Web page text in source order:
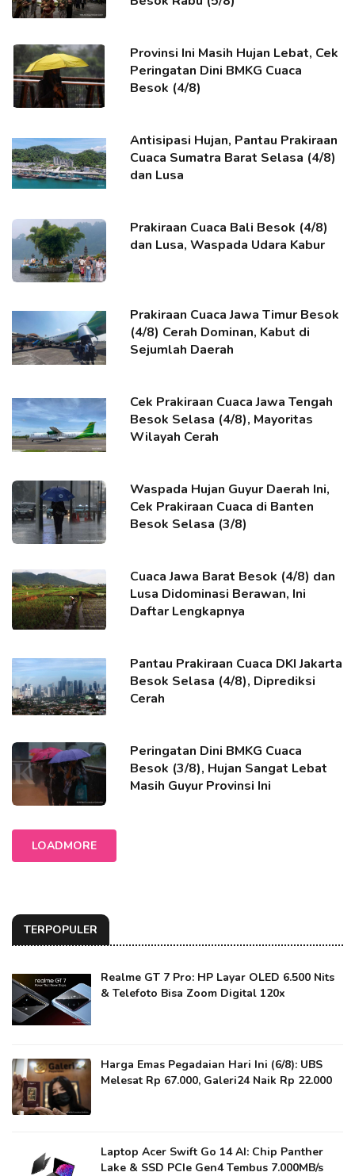
Provinsi Ini Masih Hujan Lebat, Cek
Peringatan Dini BMKG Cuaca
Besok (4/8)
Antisipasi Hujan, Pantau Prakiraan
Cuaca Sumatra Barat Selasa (4/8)
dan Lusa
Prakiraan Cuaca Bali Besok (4/8)
dan Lusa, Waspada Udara Kabur
Prakiraan Cuaca Jawa Timur Besok
(4/8) Cerah Dominan, Kabut di
Sejumlah Daerah
Cek Prakiraan Cuaca Jawa Tengah
Besok Selasa (4/8), Mayoritas
Wilayah Cerah
Waspada Hujan Guyur Daerah Ini,
Cek Prakiraan Cuaca di Banten
Besok Selasa (3/8)
Cuaca Jawa Barat Besok (4/8) dan
Lusa Didominasi Berawan, Ini
Daftar Lengkapnya
Pantau Prakiraan Cuaca DKI Jakarta
Besok Selasa (4/8), Diprediksi
Cerah
Peringatan Dini BMKG Cuaca
Besok (3/8), Hujan Sangat Lebat
Masih Guyur Provinsi Ini
LOADMORE
TERPOPULER
Realme GT 7 Pro: HP Layar OLED 6.500 Nits
& Telefoto Bisa Zoom Digital 120x
Harga Emas Pegadaian Hari Ini (6/8): UBS
Melesat Rp 67.000, Galeri24 Naik Rp 22.000
Laptop Acer Swift Go 14 AI: Chip Panther
Lake & SSD PCIe Gen4 Tembus 7.000MB/s